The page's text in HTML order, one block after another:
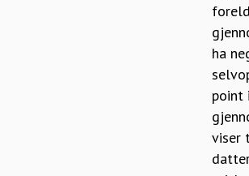
ha
point
viser